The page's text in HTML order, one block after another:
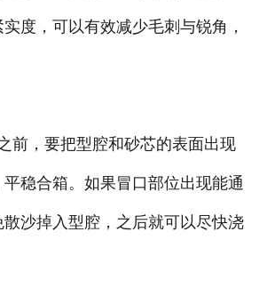
度，可以有效减少毛刺与锐角，
，要把型腔和砂芯的表面出现
稳合箱。如果冒口部位出现能通
沙掉入型腔，之后就可以尽快浇